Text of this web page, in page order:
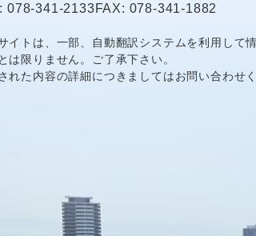
078-341-2133FAX: 078-341-1882
イトは、一部、自動翻訳システムを利用して
は限りません。ご了承下さい。
れた内容の詳細につきましてはお問い合わせく